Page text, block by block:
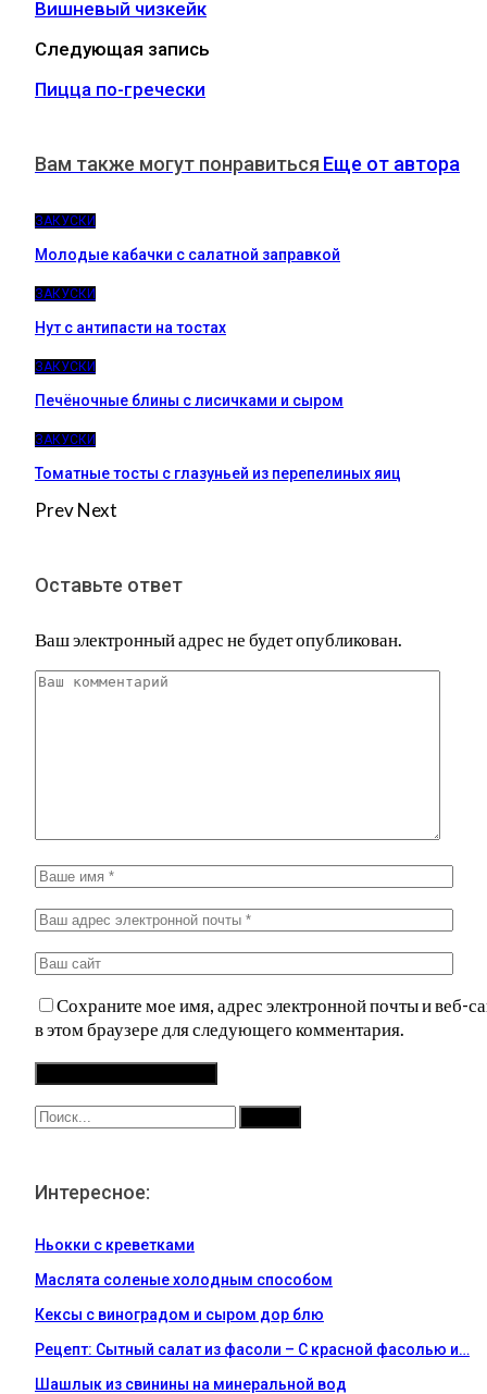
Вишневый чизкейк
Следующая запись
Пицца по-гречески
Вам также могут понравиться Еще от автора
ЗАКУСКИ
Молодые кабачки с салатной заправкой
ЗАКУСКИ
Нут с антипасти на тостах
ЗАКУСКИ
Печёночные блины с лисичками и сыром
ЗАКУСКИ
Томатные тосты с глазуньей из перепелиных яиц
PrevNext
Оставьте ответ
Ваш электронный адрес не будет опубликован.
Сохраните мое имя, адрес электронной почты и веб-
в этом браузере для следующего комментария.
Интересное:
Ньокки с креветками
Маслята соленые холодным способом
Кексы с виноградом и сыром дор блю
Рецепт: Сытный салат из фасоли – С красной фасолью и…
Шашлык из свинины на минеральной вод